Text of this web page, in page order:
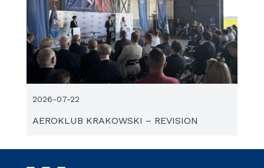
AEROKLUB KRAKOWSKI – REVISION
2026-07-22